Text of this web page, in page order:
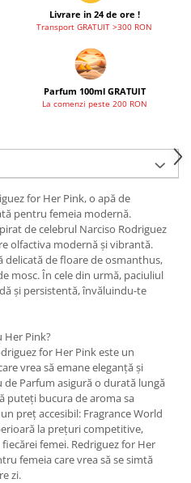
Livrare in 24 de ore !
Transport GRATUIT >300 RON
Parfum 100ml GRATUIT
La comenzi peste 200 RON
for Her Pink, o apă de
pentru femeia modernă.
de celebrul Narciso Rodriguez
olfactiva modernă și vibrantă.
delicată de floare de osmanthus,
mosc. În cele din urmă, paciuliul
și persistentă, învăluindu-te
Her Pink?
for Her Pink este un
vrea să emane eleganță și
de Parfum asigură o durată lungă
puteți bucura de aroma sa
preț accesibil: Fragrance World
la prețuri competitive,
femei. Redriguez for Her
femeia care vrea să se simtă
zi.